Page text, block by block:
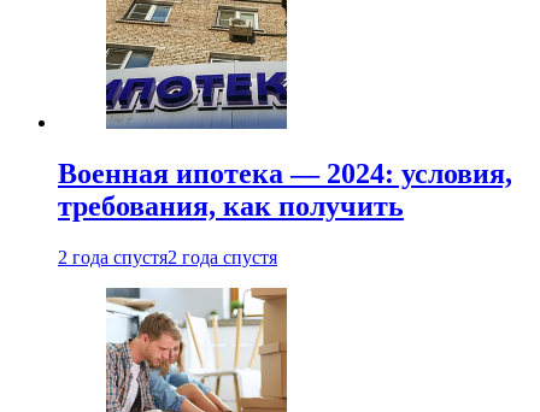
Военная ипотека — 2024: условия,
требования, как получить
2 года спустя2 года спустя